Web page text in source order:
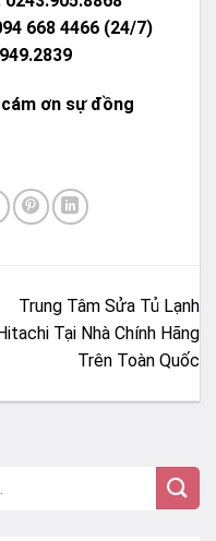
668 4466 (24/7)
ơn sự đồng
Trung Tâm Sửa Tủ Lạnh
Tại Nhà Chính Hãng
Trên Toàn Quốc